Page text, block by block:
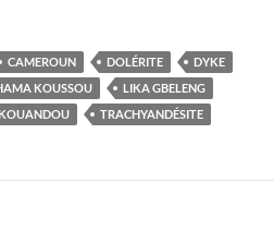
CAMEROUN DOLÉRITE
DYKE
KOUSSOU
LIKA GBELENG
TRACHYANDÉSITE